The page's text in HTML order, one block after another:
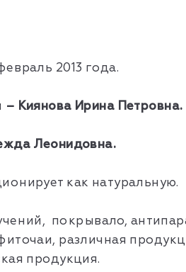
2013 года.
– Киянова Ирина Петровна.
Леонидовна.
как натуральную.
покрывало,
различная
продукция.